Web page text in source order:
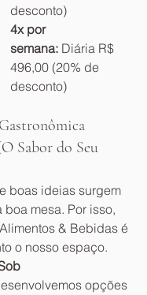
desconto)
4x por
semana: Diária R$
496,00 (20% de
desconto)
Sabor do Seu
boas ideias surgem
boa mesa. Por isso,
& Bebidas é
o nosso espaço.
opções